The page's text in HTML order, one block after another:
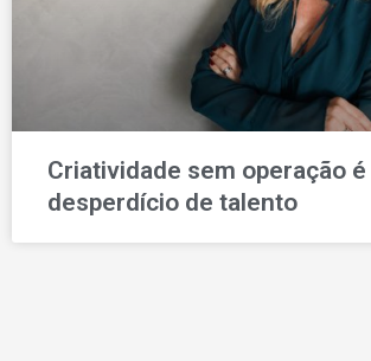
Criatividade sem operação é
desperdício de talento